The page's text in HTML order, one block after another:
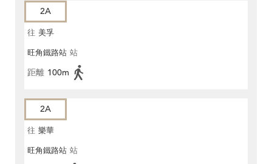
2A
往 美孚
旺角鐵路站 站
距離 100m
2A
往 樂華
旺角鐵路站 站